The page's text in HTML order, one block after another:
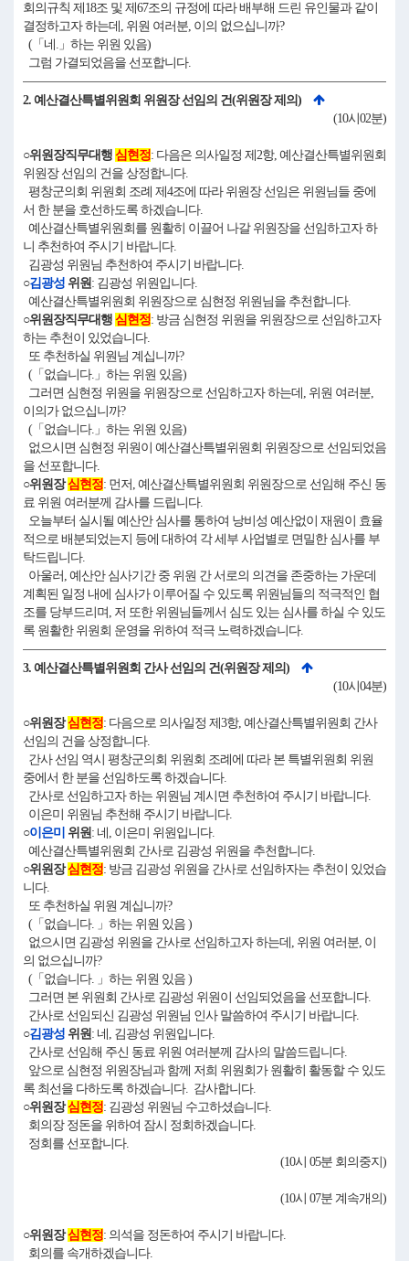
회의규칙 제18조 및 제67조의 규정에 따라 배부해 드린 유인물과 같이
결정하고자 하는데, 위원 여러분, 이의 없으십니까?
(「네.」하는 위원 있음)
그럼 가결되었음을 선포합니다.
2. 예산결산특별위원회 위원장 선임의 건(위원장 제의)
(10시02분)
○위원장직무대행 심현정: 다음은 의사일정 제2항, 예산결산특별위원회
위원장 선임의 건을 상정합니다.
평창군의회 위원회 조례 제4조에 따라 위원장 선임은 위원님들 중에
서 한 분을 호선하도록 하겠습니다.
예산결산특별위원회를 원활히 이끌어 나갈 위원장을 선임하고자 하
니 추천하여 주시기 바랍니다.
김광성 위원님 추천하여 주시기 바랍니다.
○김광성 위원: 김광성 위원입니다.
예산결산특별위원회 위원장으로 심현정 위원님을 추천합니다.
○위원장직무대행 심현정: 방금 심현정 위원을 위원장으로 선임하고자
하는 추천이 있었습니다.
또 추천하실 위원님 계십니까?
(「없습니다.」하는 위원 있음)
그러면 심현정 위원을 위원장으로 선임하고자 하는데, 위원 여러분,
이의가 없으십니까?
(「없습니다.」하는 위원 있음)
없으시면 심현정 위원이 예산결산특별위원회 위원장으로 선임되었음
을 선포합니다.
○위원장심현정: 먼저, 예산결산특별위원회 위원장으로 선임해 주신 동
료 위원 여러분께 감사를 드립니다.
오늘부터 실시될 예산안 심사를 통하여 낭비성 예산없이 재원이 효율
적으로 배분되었는지 등에 대하여 각 세부 사업별로 면밀한 심사를 부
탁드립니다.
아울러, 예산안 심사기간 중 위원 간 서로의 의견을 존중하는 가운데
계획된 일정 내에 심사가 이루어질 수 있도록 위원님들의 적극적인 협
조를 당부드리며, 저 또한 위원님들께서 심도 있는 심사를 하실 수 있도
록 원활한 위원회 운영을 위하여 적극 노력하겠습니다.
3. 예산결산특별위원회 간사 선임의 건(위원장 제의)
(10시04분)
○위원장심현정: 다음으로 의사일정 제3항, 예산결산특별위원회 간사
선임의 건을 상정합니다.
간사 선임 역시 평창군의회 위원회 조례에 따라 본 특별위원회 위원
중에서 한 분을 선임하도록 하겠습니다.
간사로 선임하고자 하는 위원님 계시면 추천하여 주시기 바랍니다.
이은미 위원님 추천해 주시기 바랍니다.
○이은미 위원: 네, 이은미 위원입니다.
예산결산특별위원회 간사로 김광성 위원을 추천합니다.
○위원장심현정: 방금 김광성 위원을 간사로 선임하자는 추천이 있었습
니다.
또 추천하실 위원 계십니까?
(「없습니다. 」하는 위원 있음 )
없으시면 김광성 위원을 간사로 선임하고자 하는데, 위원 여러분, 이
의 없으십니까?
(「없습니다. 」하는 위원 있음 )
그러면 본 위원회 간사로 김광성 위원이 선임되었음을 선포합니다.
간사로 선임되신 김광성 위원님 인사 말씀하여 주시기 바랍니다.
○김광성 위원: 네, 김광성 위원입니다.
간사로 선임해 주신 동료 위원 여러분께 감사의 말씀드립니다.
앞으로 심현정 위원장님과 함께 저희 위원회가 원활히 활동할 수 있도
록 최선을 다하도록 하겠습니다. 감사합니다.
○위원장심현정: 김광성 위원님 수고하셨습니다.
회의장 정돈을 위하여 잠시 정회하겠습니다.
정회를 선포합니다.
(10시 05분 회의중지)
(10시 07분 계속개의)
○위원장심현정: 의석을 정돈하여 주시기 바랍니다.
회의를 속개하겠습니다.